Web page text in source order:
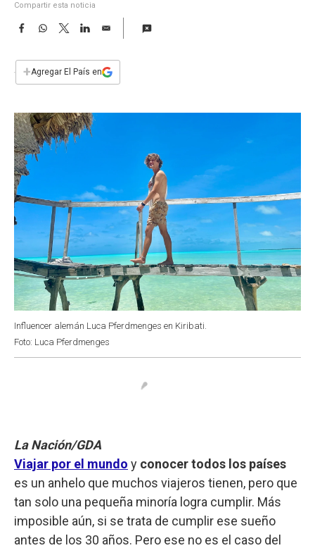
Compartir esta noticia
F
e
b
k
W
s
p
T
w
t
L
n
E
i
l
+Agregar El País en
Influencer alemán Luca Pferdmenges en Kiribati.
Foto: Luca Pferdmenges
La Nación/GDA
Viajar por el mundo y conocer todos los países
es un anhelo que muchos viajeros tienen, pero que
tan solo una pequeña minoría logra cumplir. Más
imposible aún, si se trata de cumplir ese sueño
antes de los 30 años. Pero ese no es el caso del